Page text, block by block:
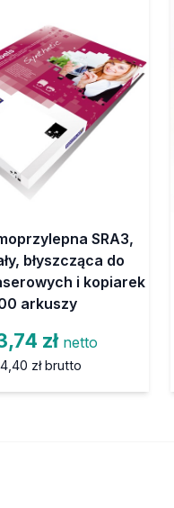
SRA3,
błyszcząca do
i kopiarek
arkuszy
zł netto
zł brutto